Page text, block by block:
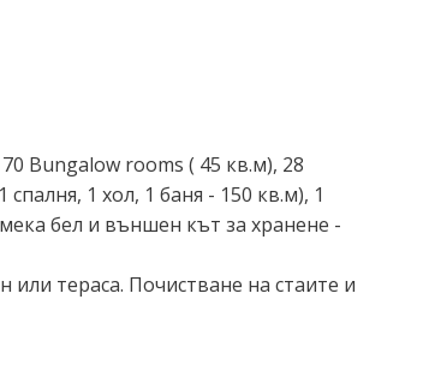
Bungalow rooms ( 45 кв.м), 28
1 хол, 1 баня - 150 кв.м), 1
бел и външен кът за хранене -
или тераса. Почистване на стаите и